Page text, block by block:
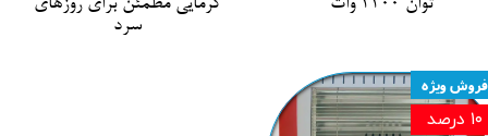
سرد
فروش ویژه
۱۰ درصد